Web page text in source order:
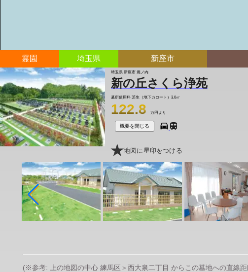
霊園 埼玉県 新座市
埼玉県 新座市 堀ノ内
新の丘さくら浄苑
墓所使用料 芝生（地下カロート）3.0㎡
122.8 万円より
概要を閉じる
地図に星印をつける
(※参考: 上の地図の中心 練馬区＞西大泉二丁目 からこの墓地への直線